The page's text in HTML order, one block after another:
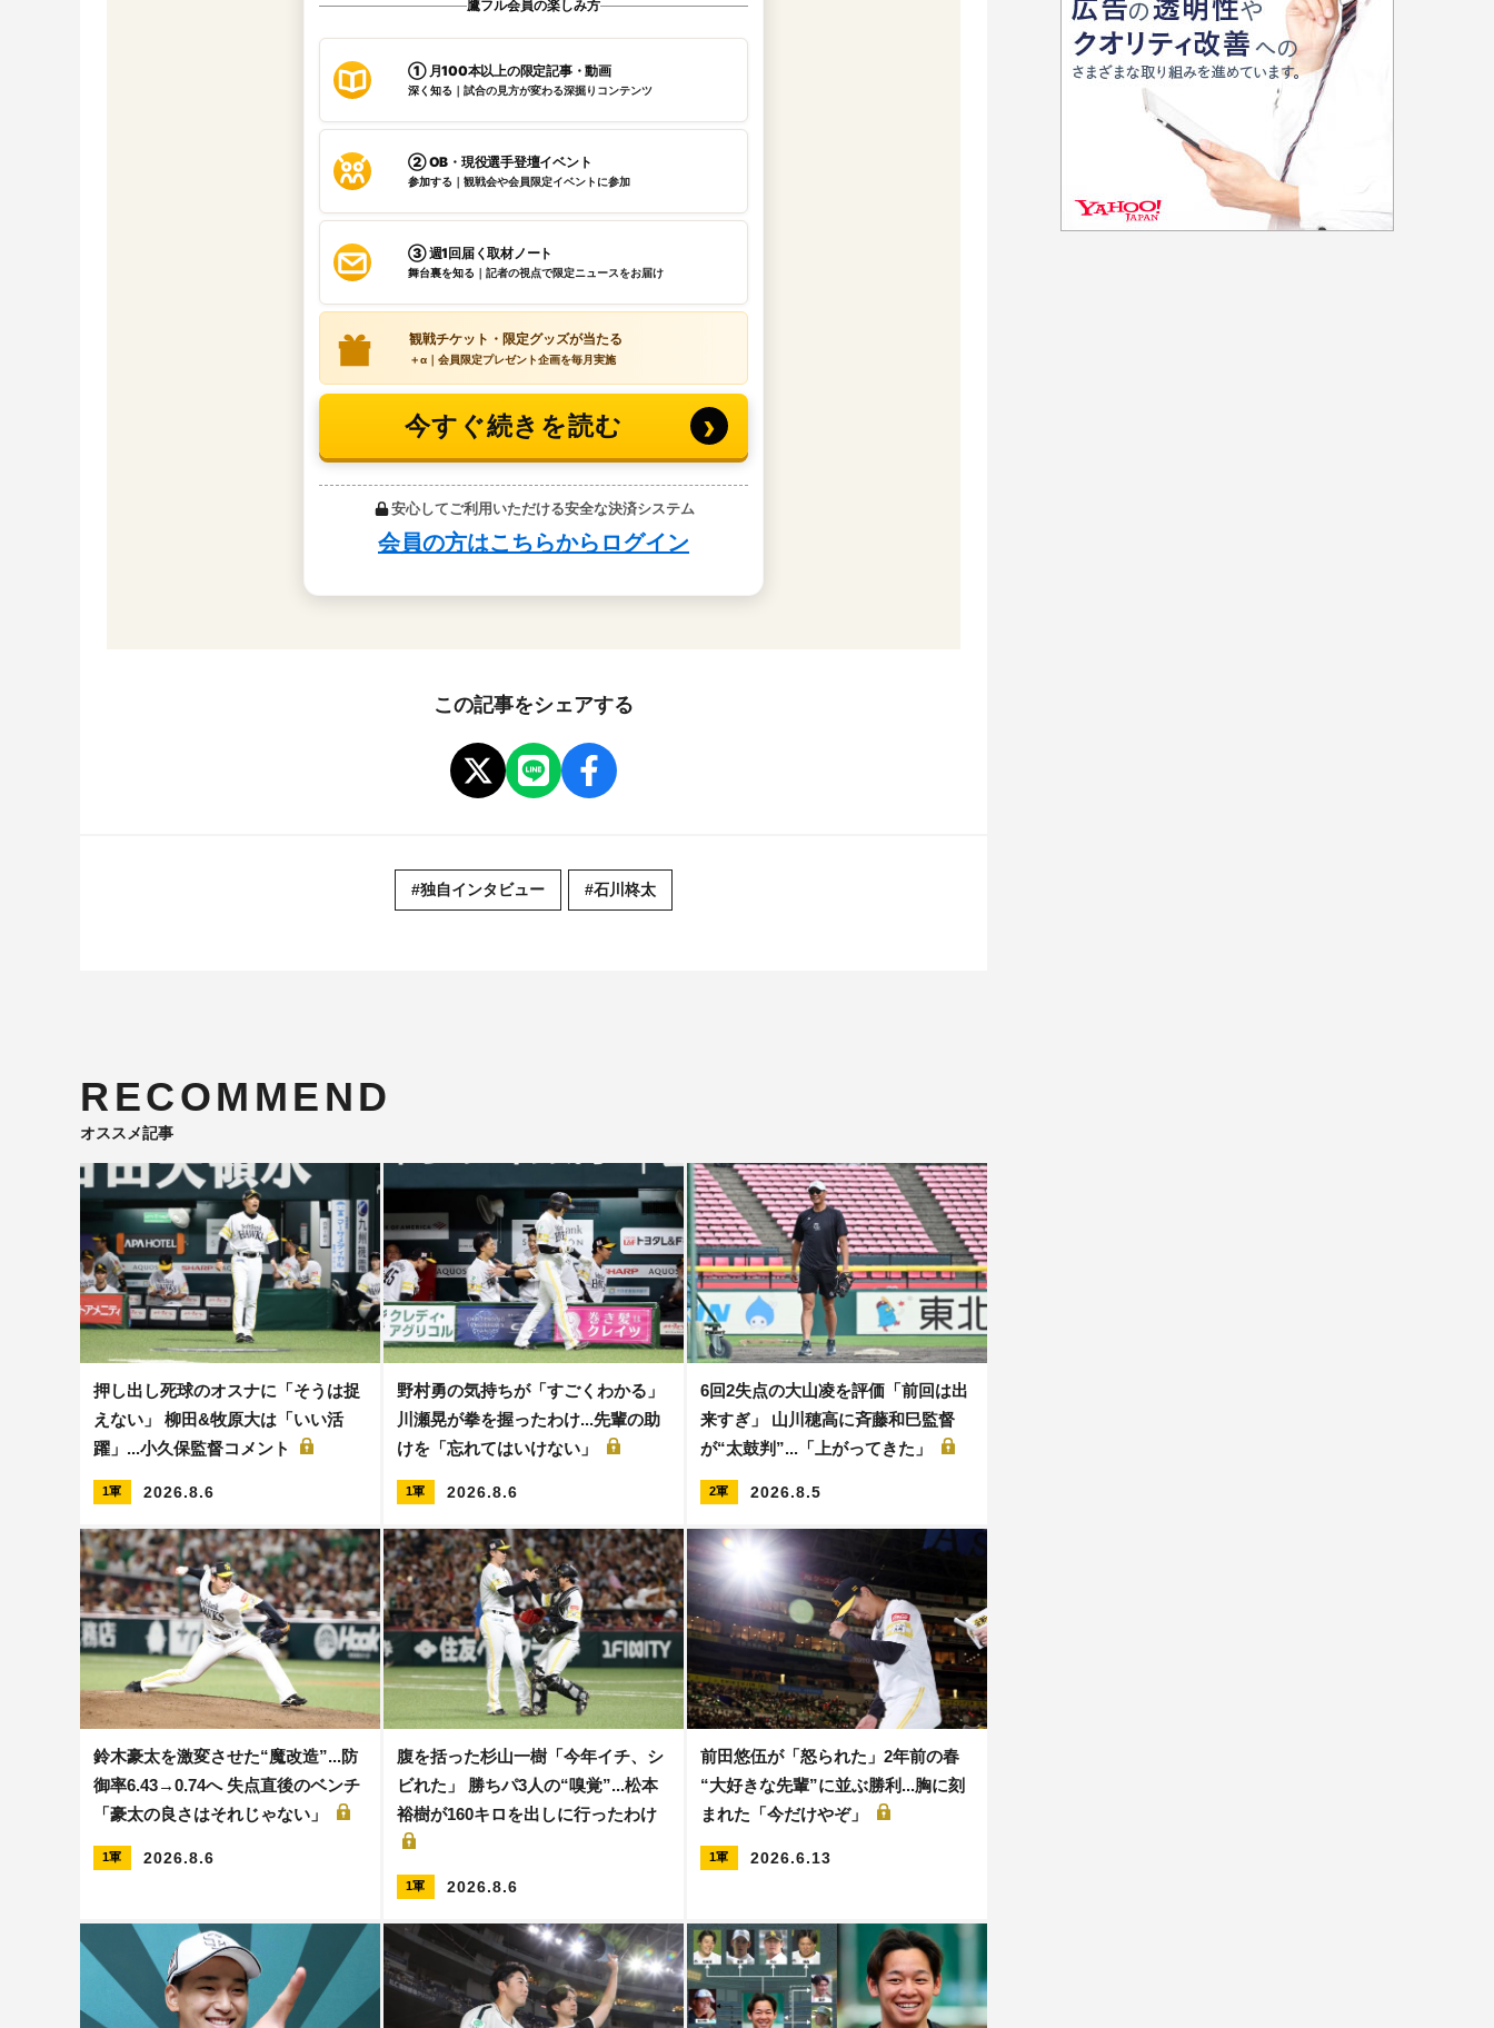
この記事をシェアする
#独自インタビュー #石川柊太
RECOMMEND
オススメ記事
押し出し死球のオスナに「そうは捉
えない」 柳田&牧原大は「いい活
躍」...小久保監督コメント
1軍 2026.8.6
野村勇の気持ちが「すごくわかる」
川瀬晃が拳を握ったわけ...先輩の助
けを「忘れてはいけない」
1軍 2026.8.6
6回2失点の大山凌を評価「前回は出
来すぎ」 山川穂高に斉藤和巳監督
が“太鼓判”...「上がってきた」
2軍 2026.8.5
鈴木豪太を激変させた“魔改造”...防
御率6.43→0.74へ 失点直後のベンチ
「豪太の良さはそれじゃない」
1軍 2026.8.6
腹を括った杉山一樹「今年イチ、シ
ビれた」 勝ちパ3人の“嗅覚”...松本
裕樹が160キロを出しに行ったわけ
1軍 2026.8.6
前田悠伍が「怒られた」2年前の春
“大好きな先輩”に並ぶ勝利...胸に刻
まれた「今だけやぞ」
1軍 2026.6.13